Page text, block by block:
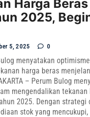
Harga
2025,
5, 2025 0
menyatakan
harga beras
– Perum Bulog
mengendalikan tekanan
2025. Dengan strategi
stok yang